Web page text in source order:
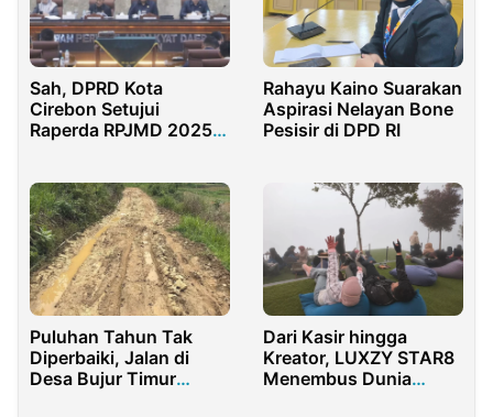
Sah, DPRD Kota
Cirebon Setujui
Raperda RPJMD 2025–
Rahayu Kaino Suarakan
Aspirasi Nelayan Bone
Pesisir di DPD RI
Puluhan Tahun Tak
Diperbaiki, Jalan di
Desa Bujur Timur
Dari Kasir hingga
Kreator, LUXZY STAR8
Menembus Dunia